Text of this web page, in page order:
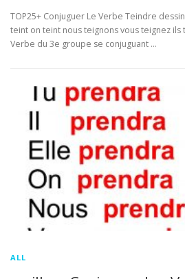
TOP25+ Conjuguer Le Verbe Teindre
teint on teint nous teignons vous teignez
Verbe du 3e groupe se conjuguant …
ALL